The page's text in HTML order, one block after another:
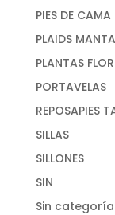
PIES DE
PLAIDS
PLANTAS
PORTAVELAS
REPOSAPIES
SILLAS
SILLONES
SIN
Sin categoría